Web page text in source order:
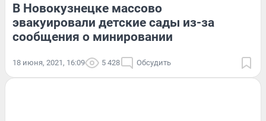
В Новокузнецке массово
эвакуировали детские сады из-за
сообщения о минировании
18 июня, 2021, 16:09 5 428 Обсудить